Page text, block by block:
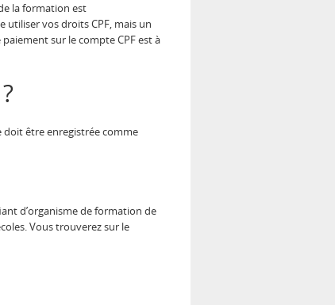
la formation est
vos droits CPF, mais un
paiement sur le compte CPF est à
doit être enregistrée comme
d’organisme de formation de
Vous trouverez sur le